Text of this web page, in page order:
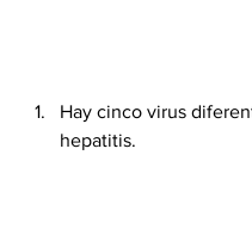
Hay cinco virus
hepatitis.